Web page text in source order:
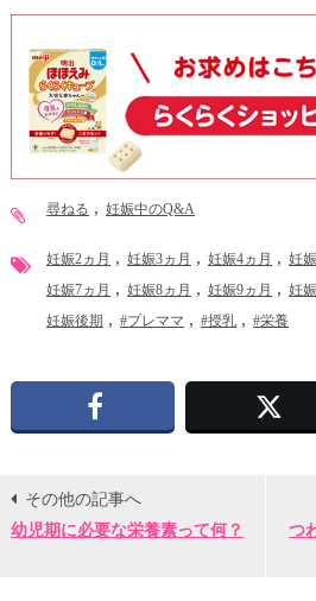
尋ねる 妊娠中のQ&A
妊娠2ヵ月 妊娠3ヵ月 妊娠4ヵ月 妊
妊娠7ヵ月 妊娠8ヵ月 妊娠9ヵ月 妊
妊娠後期 #プレママ #授乳 #栄養
その他の記事へ
幼児期に必要な栄養素って何？
つ